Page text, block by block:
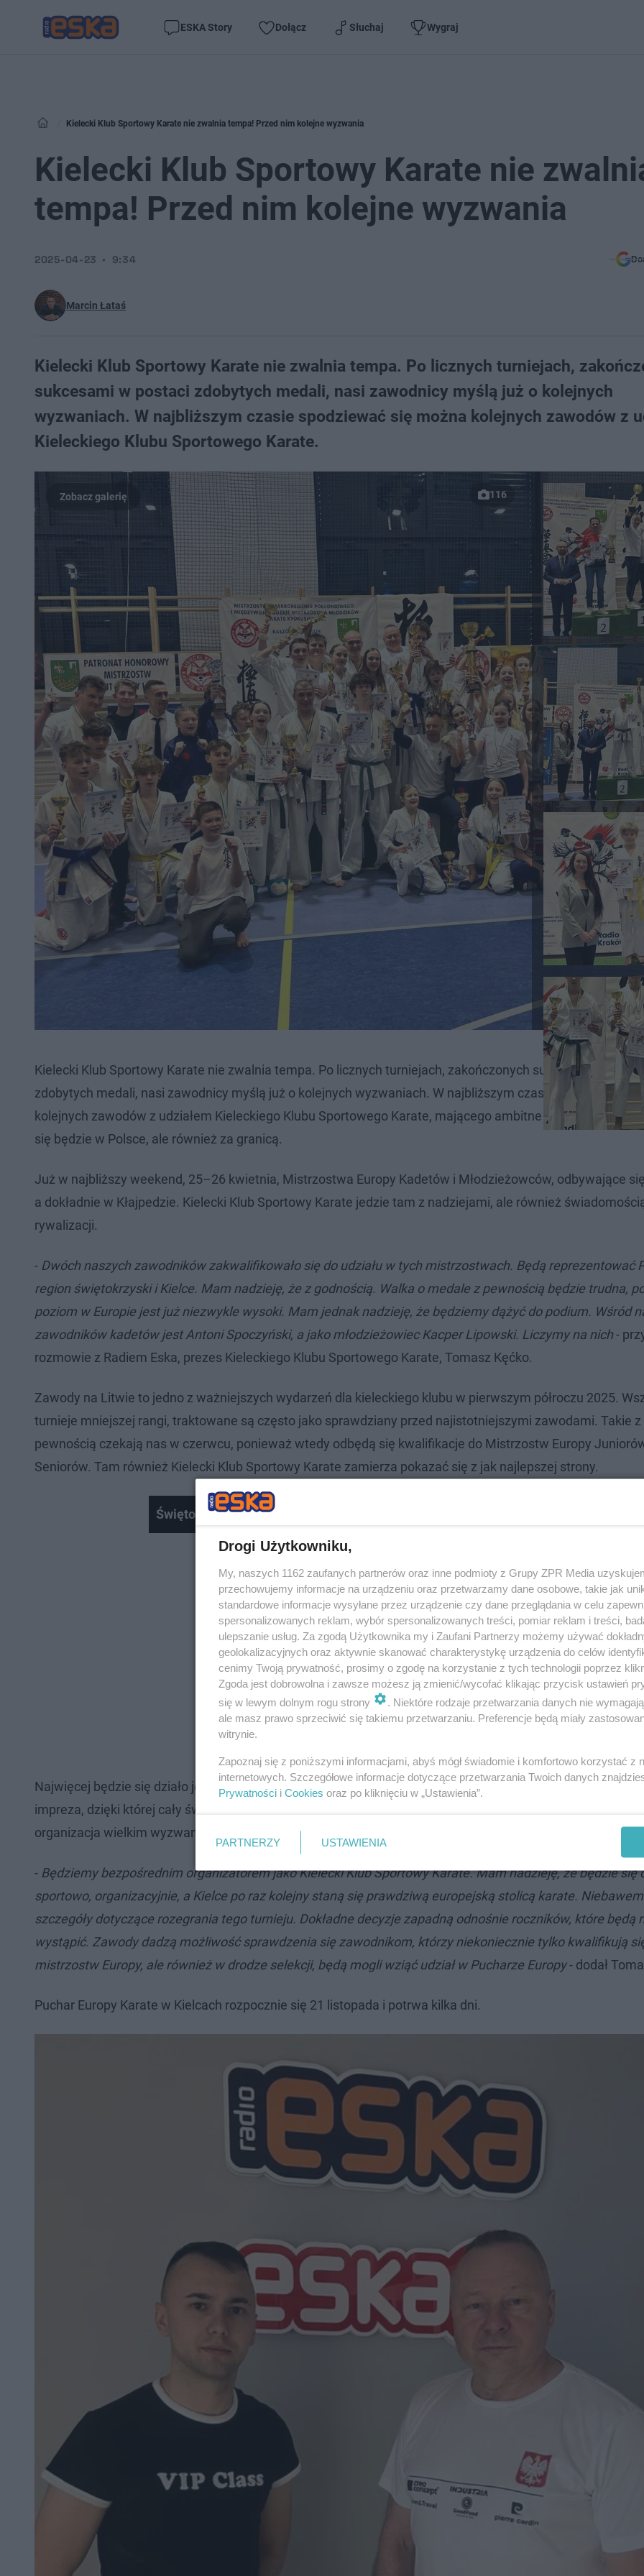
ESKA Story Dołącz Słuchaj Wygraj
Kielecki Klub Sportowy Karate nie zwalnia tempa! Przed nim kolejne wyzwania
Kielecki Klub Sportowy Karate nie
tempa! Przed nim kolejne wyzwania
Marcin Łataś
2025-04-23 9:34
Kielecki Klub Sportowy Karate nie zwalnia tempa. Po licznych turniejach,
sukcesami w postaci zdobytych medali, nasi zawodnicy myślą już o kolejnych
wyzwaniach. W najbliższym czasie spodziewać się można kolejnych zawodów z
Kieleckiego Klubu Sportowego Karate.
116
Kielecki Klub Sportowy Karate nie zwalnia tempa. Po licznych turniejach, zakończonych sukcesami w postaci
zdobytych medali, nasi zawodnicy myślą już o kolejnych wyzwaniach. W najbliższym czasie spodziewać się
kolejnych zawodów z udziałem Kieleckiego Klubu Sportowego Karate, mającego ambitne plany.
się będzie w Polsce, ale również za granicą.
Już w najbliższy weekend, 25–26 kwietnia, Mistrzostwa Europy Kadetów i Młodzieżowców, odbywające
a dokładnie w Kłajpedzie. Kielecki Klub Sportowy Karate jedzie tam z nadziejami, ale również
rywalizacji.
- Dwóch naszych zawodników zakwalifikowało się do udziału w tych mistrzostwach. Będą reprezentować
region świętokrzyski i Kielce. Mam nadzieję, że z godnością. Walka o medale z pewnością będzie trudna,
poziom w Europie jest już niezwykle wysoki. Mam jednak nadzieję, że będziemy dążyć do podium. Wśród
zawodników kadetów jest Antoni Spoczyński, a jako młodzieżowiec Kacper Lipowski. Liczymy na nich-
rozmowie z Radiem Eska, prezes Kieleckiego Klubu Sportowego Karate, Tomasz Kęćko.
Zawody na Litwie to jedno z ważniejszych wydarzeń dla kieleckiego klubu w pierwszym półroczu 2025.
turnieje mniejszej rangi, traktowane są często jako sprawdziany przed najistotniejszymi zawodami. Takie z
pewnością czekają nas w czerwcu, ponieważ wtedy odbędą się kwalifikacje do Mistrzostw Europy
Seniorów. Tam również Kielecki Klub Sportowy Karate zamierza pokazać się z jak najlepszej strony.
Świętokrzyskie. Kibice Korony Kielce na meczu z Widzewem Łódź
Najwięcej będzie się działo jednak w listopadzie. Wtedy odbędzie się w Kielcach Puchar Europy Karate. To
impreza, dzięki której cały świat będzie obserwował nasze miasto. Ranga turnieju będzie ogromna, a sama
organizacja wielkim wyzwaniem. Mimo, że do zawodów jest jeszcze daleko, przygotowania już się
- Będziemy bezpośrednim organizatorem jako Kielecki Klub Sportowy Karate. Mam nadzieję, że będzie się
sportowo, organizacyjnie, a Kielce po raz kolejny staną się prawdziwą europejską stolicą karate.
szczegóły dotyczące rozegrania tego turnieju. Dokładne decyzje zapadną odnośnie roczników, które będą
wystąpić. Zawody dadzą możliwość sprawdzenia się zawodnikom, którzy niekoniecznie tylko kwalifikują
mistrzostw Europy, ale również w drodze selekcji, będą mogli wziąć udział w Pucharze Europy- dodał
Puchar Europy Karate w Kielcach rozpocznie się 21 listopada i potrwa kilka dni​​.
Drogi Użytkowniku,
My, naszych 1162 zaufanych partnerów oraz inne podmioty z Grupy ZPR Media
przechowujemy informacje na urządzeniu oraz przetwarzamy dane osobowe, takie jak
standardowe informacje wysyłane przez urządzenie czy dane przeglądania w celu
spersonalizowanych reklam, wybór spersonalizowanych treści, pomiar reklam i treści,
ulepszanie usług. Za zgodą Użytkownika my i Zaufani Partnerzy możemy używać
geolokalizacyjnych oraz aktywnie skanować charakterystykę urządzenia do celów
cenimy Twoją prywatność, prosimy o zgodę na korzystanie z tych technologii poprzez
Zgoda jest dobrowolna i zawsze możesz ją zmienić/wycofać klikając przycisk ustawień
się w lewym dolnym rogu strony
. Niektóre rodzaje przetwarzania danych nie
ale masz prawo sprzeciwić się takiemu przetwarzaniu. Preferencje będą miały
witrynie.
Zapoznaj się z poniższymi informacjami, abyś mógł świadomie i komfortowo korzystać z
internetowych. Szczegółowe informacje dotyczące przetwarzania Twoich danych
Prywatności i Cookies oraz po kliknięciu w „Ustawienia”.
PARTNERZY USTAWIENIA